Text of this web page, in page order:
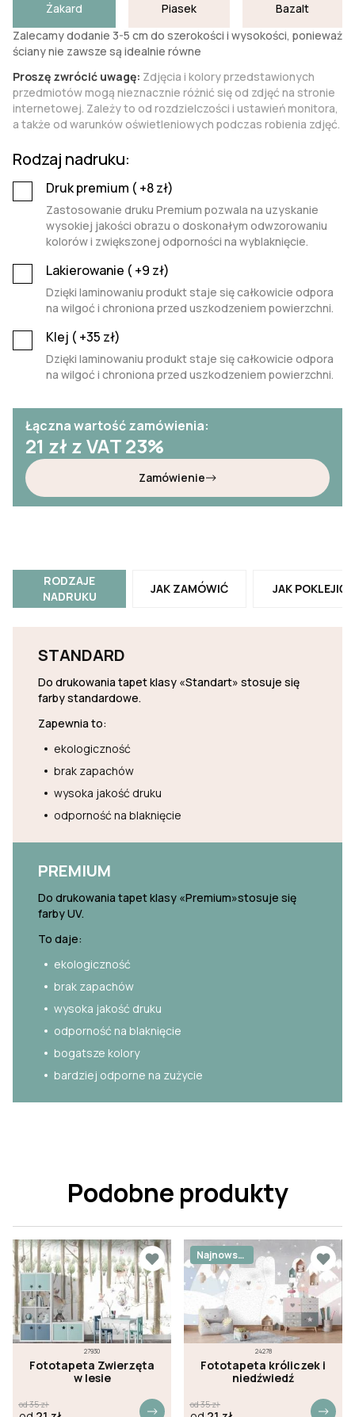
Żakard Piasek
Bazalt
Zalecamy dodanie 3-5 cm do szerokości i wysokości, ponieważ
ściany nie zawsze są idealnie równe
Proszę zwrócić uwagę: Zdjęcia i kolory przedstawionych
przedmiotów mogą nieznacznie różnić się od zdjęć na stronie
internetowej. Zależy to od rozdzielczości i ustawień monitora,
a także od warunków oświetleniowych podczas robienia zdjęć.
Rodzaj nadruku:
Druk premium ( +8zł)
Zastosowanie druku Premium pozwala na uzyskanie
wysokiej jakości obrazu o doskonałym odwzorowaniu
kolorów i zwiększonej odporności na wyblaknięcie.
Lakierowanie ( +9 zł)
Dzięki laminowaniu produkt staje się całkowicie odpora
na wilgoć i chroniona przed uszkodzeniem powierzchni.
Klej ( +35 zł)
Dzięki laminowaniu produkt staje się całkowicie odpora
na wilgoć i chroniona przed uszkodzeniem powierzchni.
Łączna wartość zamówienia:
21 zł z VAT 23%
Zamówienie
RODZAJE
NADRUKU
JAK ZAMÓWIĆ JAK POKLEJIĆ
STANDARD
Do drukowania tapet klasy «Standart» stosuje się
farby standardowe.
Zapewnia to:
ekologiczność
brak zapachów
wysoka jakość druku
odporność na blaknięcie
PREMIUM
Do drukowania tapet klasy «Premium»stosuje się
farby UV.
To daje:
ekologiczność
brak zapachów
wysoka jakość druku
odporność na blaknięcie
bogatsze kolory
bardziej odporne na zużycie
Podobne produkty
27930
Fototapeta Zwierzęta
w lesie
od35zł
24278
Fototapeta króliczek i
niedźwiedź
Najnowsz
e
od35zł